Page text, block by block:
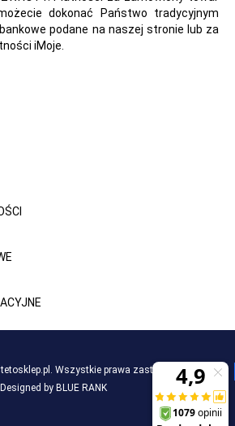
dokonać Państwo tradycyjnym
podane na naszej stronie lub za
iMoje.
Wszystkie prawa zastrzeżone.
Designed by BLUE RANK